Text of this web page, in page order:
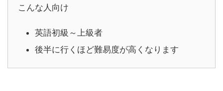
こんな人向け
英語初級～上級者
後半に行くほど難易度が高くなります